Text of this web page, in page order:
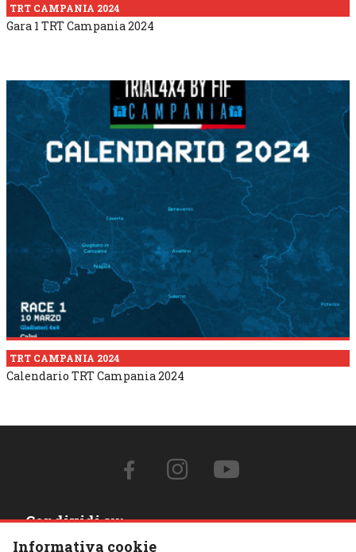
TRT CAMPANIA 2024
Gara 1 TRT Campania 2024
TRT CAMPANIA 2024
Calendario TRT Campania 2024
Condividi su:
Informativa cookie